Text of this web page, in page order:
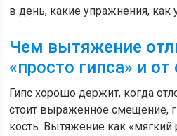
в день, какие упражнения, как
Чем вытяжение
«просто гипса» и
Гипс хорошо держит, когда
стоит выраженное смещение,
кость. Вытяжение как «мягкий